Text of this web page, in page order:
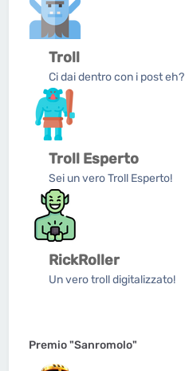
Troll
Ci dai dentro con i post eh?
Troll Esperto
Sei un vero Troll Esperto!
RickRoller
Un vero troll digitalizzato!
Premio "Sanromolo"